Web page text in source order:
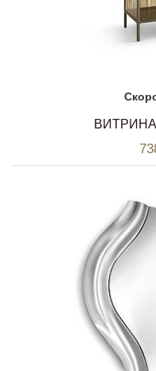
ВИТРИНА